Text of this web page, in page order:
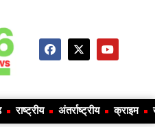
राष्ट्रीय अंतर्राष्ट्रीय क्राइम